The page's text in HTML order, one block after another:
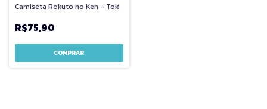
Camiseta Rokuto no Ken - Toki
R$75,90
COMPRAR